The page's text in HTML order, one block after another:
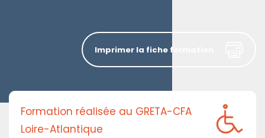
Formation réalisée au GRETA-CFA
Loire-Atlantique
Imprimer la fiche formation